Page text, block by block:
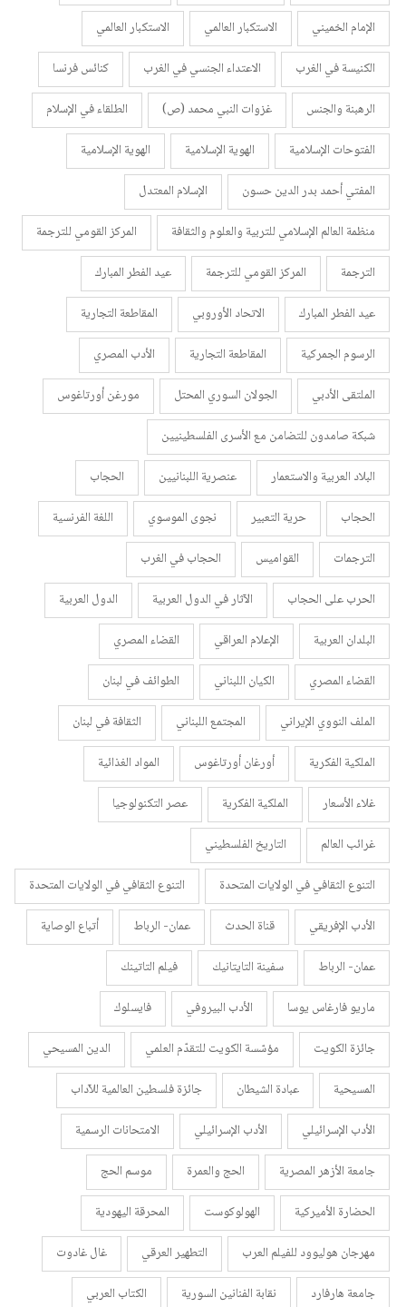
الإمام الخميني
الاستكبار العالمي
الاستكبار العالمي
الكنيسة في الغرب
الاعتداء الجنسي في الغرب
كنائس فرنسا
الرهبنة والجنس
غزوات النبي محمد (ص)
الطلقاء في الإسلام
الفتوحات الإسلامية
الهوية الإسلامية
الهوية الإسلامية
المفتي أحمد بدر الدين حسون
الإسلام المعتدل
منظمة العالم الإسلامي للتربية والعلوم والثقافة
المركز القومي للترجمة
الترجمة
المركز القومي للترجمة
عيد الفطر المبارك
عيد الفطر المبارك
الاتحاد الأوروبي
المقاطعة التجارية
الرسوم الجمركية
المقاطعة التجارية
الأدب المصري
الملتقى الأدبي
الجولان السوري المحتل
مورغن أورتاغوس
شبكة صامدون للتضامن مع الأسرى الفلسطينيين
البلاد العربية والاستعمار
عنصرية اللبنانيين
الحجاب
الحجاب
حرية التعبير نجوى الموسوي
اللغة الفرنسية
الترجمات
القواميس
الحجاب في الغرب
الحرب على الحجاب
الآثار في الدول العربية
الدول العربية
البلدان العربية
الإعلام العراقي
القضاء المصري
القضاء المصري
الكيان اللبناني
الطوائف في لبنان
الملف النووي الإيراني
المجتمع اللبناني
الثقافة في لبنان
الملكية الفكرية
أورغان أورتاغوس
المواد الغذائية
غلاء الأسعار
الملكية الفكرية
عصر التكنولوجيا
غرائب العالم
التاريخ الفلسطيني
التنوع الثقافي في الولايات المتحدة
التنوع الثقافي في الولايات المتحدة
الأدب الإفريقي
قناة الحدث عمان- الرباط
أتباع الوصاية
عمان- الرباط
سفينة التايتانيك
فيلم التاتينك
ماريو فارغاس يوسا
الأدب البيروفي
فايسلوك
جائزة الكويت
مؤسّسة الكويت للتقدّم العلمي
الدين المسيحي
المسيحية
عبادة الشيطان
جائزة فلسطين العالمية للآداب
الأدب الإسرائيلي
الأدب الإسرائيلي
الامتحانات الرسمية
جامعة الأزهر المصرية
الحج والعمرة
موسم الحج
الحضارة الأميركية
الهولوكوست
المحرقة اليهودية
مهرجان هوليوود للفيلم العرب
التطهير العرقي
غال غادوت
جامعة هارفارد
نقابة الفنانين السورية
الكتاب العربي